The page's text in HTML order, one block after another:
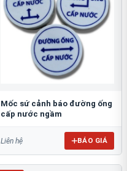
Mốc sứ cảnh báo đường ống
cấp nước ngầm
Liên hệ BÁO GIÁ